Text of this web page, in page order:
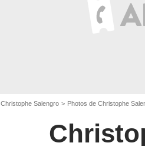
Christophe Salengro Photos de Christophe